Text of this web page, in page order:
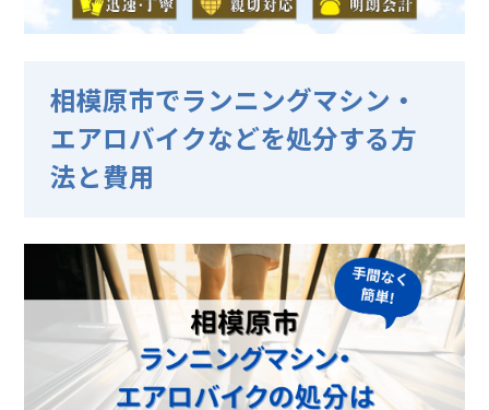
相模原市でランニングマシン・
エアロバイクなどを処分する方
法と費用